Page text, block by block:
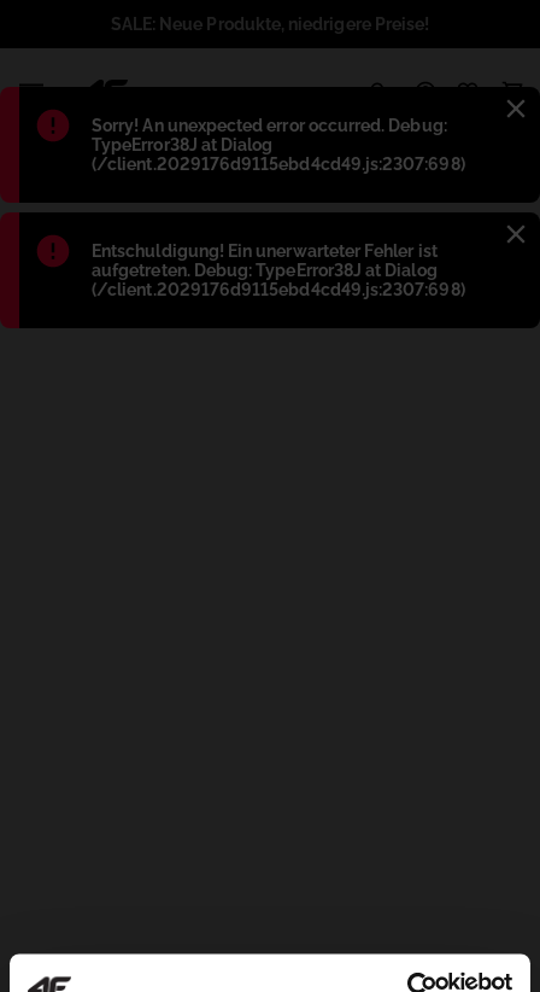
Błąd:
Sorry! An unexpected error occurred. Debug:
TypeError38J at Dialog
(/client.2029176d9115ebd4cd49.js:2307:698)
Błąd:
Entschuldigung! Ein unerwarteter Fehler ist
aufgetreten. Debug: TypeError38J at Dialog
(/client.2029176d9115ebd4cd49.js:2307:698)
SALE: Neue Produkte, niedrigere Preise!